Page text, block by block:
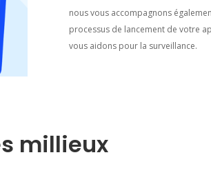
nous vous accompagnons
processus de lancement de votre
vous aidons pour la surveillance.
millieux